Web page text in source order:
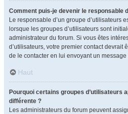
Comment puis-je devenir le responsable
Le responsable d’un groupe d’utilisateurs
lorsque les groupes d’utilisateurs sont
administrateur du forum. Si vous êtes
d’utilisateurs, votre premier contact devrait
de le contacter en lui envoyant un message
Haut
Pourquoi certains groupes d’utilisateurs
différente ?
Les administrateurs du forum peuvent